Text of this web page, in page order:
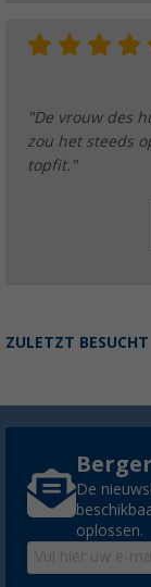
"De vrouw des
zou het steeds
topfit."
ZULETZT BESUCHT
De
oplossen.